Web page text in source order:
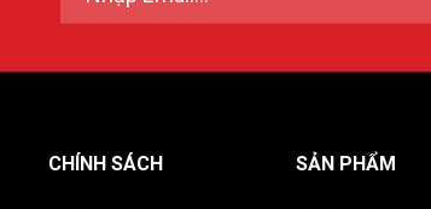
CHÍNH SÁCH SẢN PHẨM